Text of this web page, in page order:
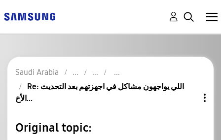
Saudi Arabia
Re: اللي يواجهون مشاكل في اجهزتهم بعد التحديث
الأخ...
Original topic: